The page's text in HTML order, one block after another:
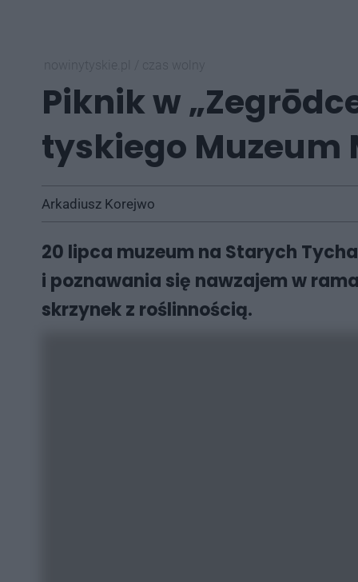
Piknik w
tyskiego Muzeum
Arkadiusz Korejwo
20 lipca muzeum na Starych
i poznawania się nawzajem w
skrzynek z roślinnością.